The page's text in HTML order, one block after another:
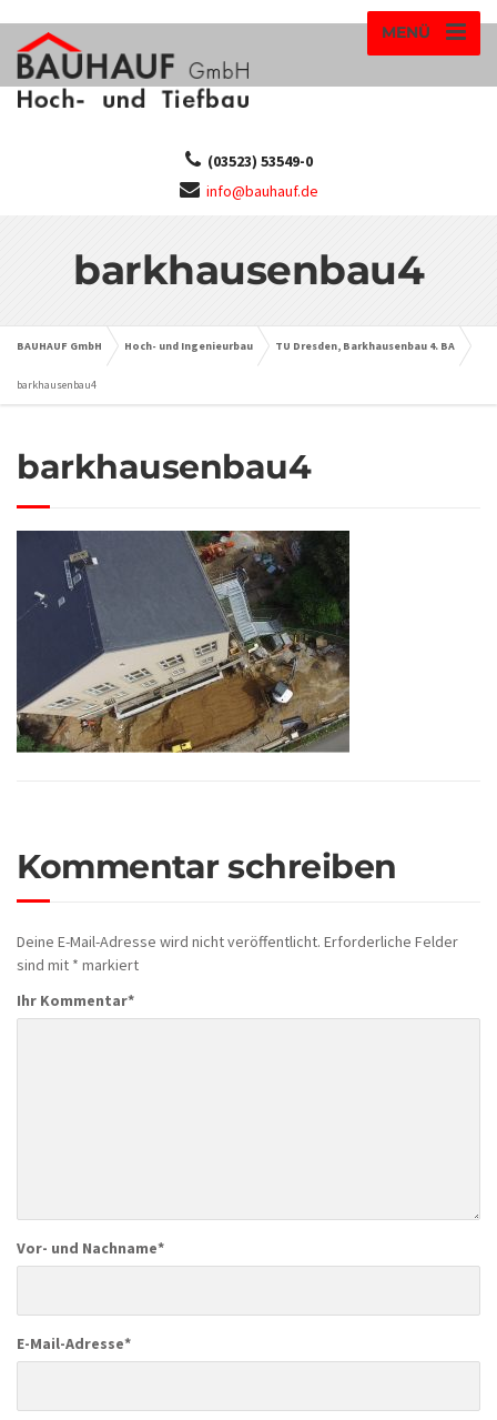
MENÜ
(03523) 53549-0
info@bauhauf.de
barkhausenbau4
BAUHAUF GmbH Hoch- und Ingenieurbau TU Dresden, Barkhausenbau 4. BA
barkhausenbau4
barkhausenbau4
Kommentar schreiben
Deine E-Mail-Adresse wird nicht veröffentlicht. Erforderliche Felder
sind mit * markiert
Ihr Kommentar*
Vor- und Nachname*
E-Mail-Adresse*